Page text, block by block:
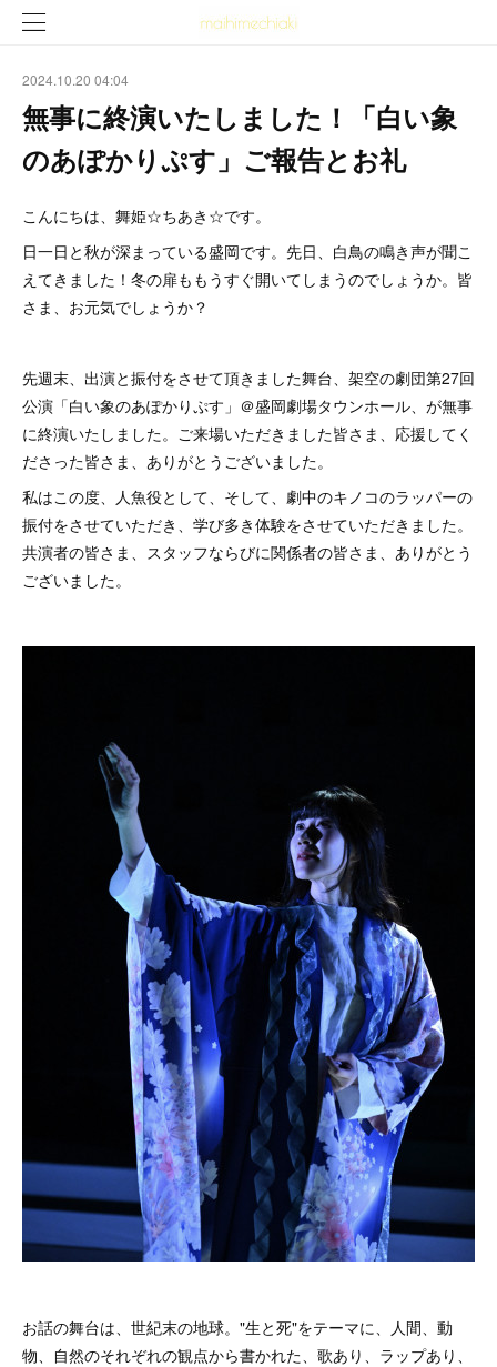
2024.10.20 04:04
無事に終演いたしました！「白い象
のあぽかりぷす」ご報告とお礼
こんにちは、舞姫☆ちあき☆です。
日一日と秋が深まっている盛岡です。先日、白鳥の鳴き声が聞こ
えてきました！冬の扉ももうすぐ開いてしまうのでしょうか。皆
さま、お元気でしょうか？
先週末、出演と振付をさせて頂きました舞台、架空の劇団第27回
公演「白い象のあぽかりぷす」＠盛岡劇場タウンホール、が無事
に終演いたしました。ご来場いただきました皆さま、応援してく
ださった皆さま、ありがとうございました。
私はこの度、人魚役として、そして、劇中のキノコのラッパーの
振付をさせていただき、学び多き体験をさせていただきました。
共演者の皆さま、スタッフならびに関係者の皆さま、ありがとう
ございました。
お話の舞台は、世紀末の地球。"生と死"をテーマに、人間、動
物、自然のそれぞれの観点から書かれた、歌あり、ラップあり、